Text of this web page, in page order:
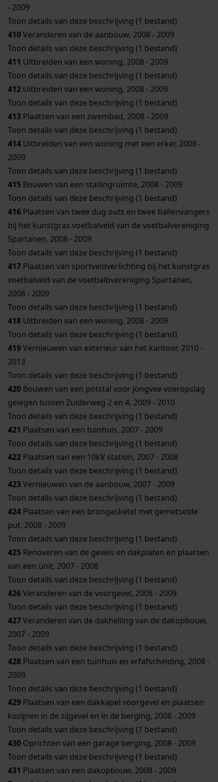
- 2009
Toon details van deze beschrijving (1 bestand)
410Veranderen van de aanbouw, 2008 - 2009
Toon details van deze beschrijving (1 bestand)
411 Uitbreiden van een woning, 2008 - 2009
Toon details van deze beschrijving (1 bestand)
412 Uitbreiden van een woning, 2008 - 2009
Toon details van deze beschrijving (1 bestand)
413 Plaatsen van een zwembad, 2008 - 2009
Toon details van deze beschrijving (1 bestand)
414 Uitbreiden van een woning met een erker, 2008 -
2009
Toon details van deze beschrijving (1 bestand)
415 Bouwen van een stallingruimte, 2008 - 2009
Toon details van deze beschrijving (1 bestand)
416 Plaatsen van twee dug outs en twee ballenvangers
bij het kunstgras voetbalveld van de voetbalvereniging
Spartanen, 2008 - 2009
Toon details van deze beschrijving (1 bestand)
417 Plaatsen van sportveldverlichting bij het kunstgras
voetbalveld van de voetbalbvereniging Spartanen,
2008 - 2009
Toon details van deze beschrijving (1 bestand)
418 Uitbreiden van een woning, 2008 - 2009
Toon details van deze beschrijving (1 bestand)
419Vernieuwen van exterieur van het kantoor, 2010 -
2013
Toon details van deze beschrijving (1 bestand)
420 Bouwen van een potstal voor jongvee voeropslag
gelegen tussen Zuiderweg 2 en 4, 2009 - 2010
Toon details van deze beschrijving (1 bestand)
421 Plaatsen van een tuinhuis, 2007 - 2009
Toon details van deze beschrijving (1 bestand)
422 Plaatsen van een 10kV station, 2007 - 2008
Toon details van deze beschrijving (1 bestand)
423Vernieuwen van de aanbouw, 2007 - 2009
Toon details van deze beschrijving (1 bestand)
424 Plaatsen van een brongasketel met gemetselde
put, 2008 - 2009
Toon details van deze beschrijving (1 bestand)
425 Renoveren van de gevels en dakplaten en plaatsen
van een unit, 2007 - 2008
Toon details van deze beschrijving (1 bestand)
426Veranderen van de voorgevel, 2008 - 2009
Toon details van deze beschrijving (1 bestand)
427Veranderen van de dakhelling van de dakopbouw,
2007 - 2009
Toon details van deze beschrijving (1 bestand)
428 Plaatsen van een tuinhuis en erfafscheiding, 2008 -
2009
Toon details van deze beschrijving (1 bestand)
429 Plaatsen van een dakkapel voorgevel en plaatsen
kozijnen in de zijgevel en in de berging, 2008 - 2009
Toon details van deze beschrijving (1 bestand)
430 Oprichten van een garage berging, 2008 - 2009
Toon details van deze beschrijving (1 bestand)
431 Plaatsen van een dakopbouw, 2008 - 2009